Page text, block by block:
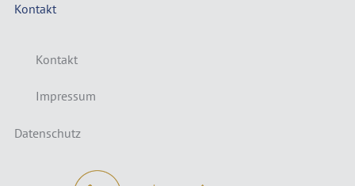
Kontakt
Kontakt
Impressum
Datenschutz